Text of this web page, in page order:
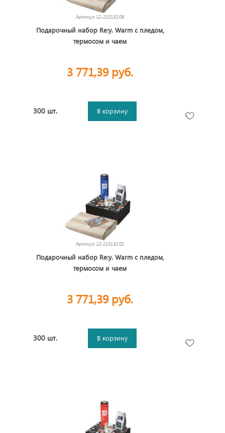
Артикул 12-210132.08
Подарочный набор Re:y. Warm с пледом,
термосом и чаем
3 771,39 руб.
300 шт. В корзину
Артикул 12-210132.02
Подарочный набор Re:y. Warm с пледом,
термосом и чаем
3 771,39 руб.
300 шт. В корзину